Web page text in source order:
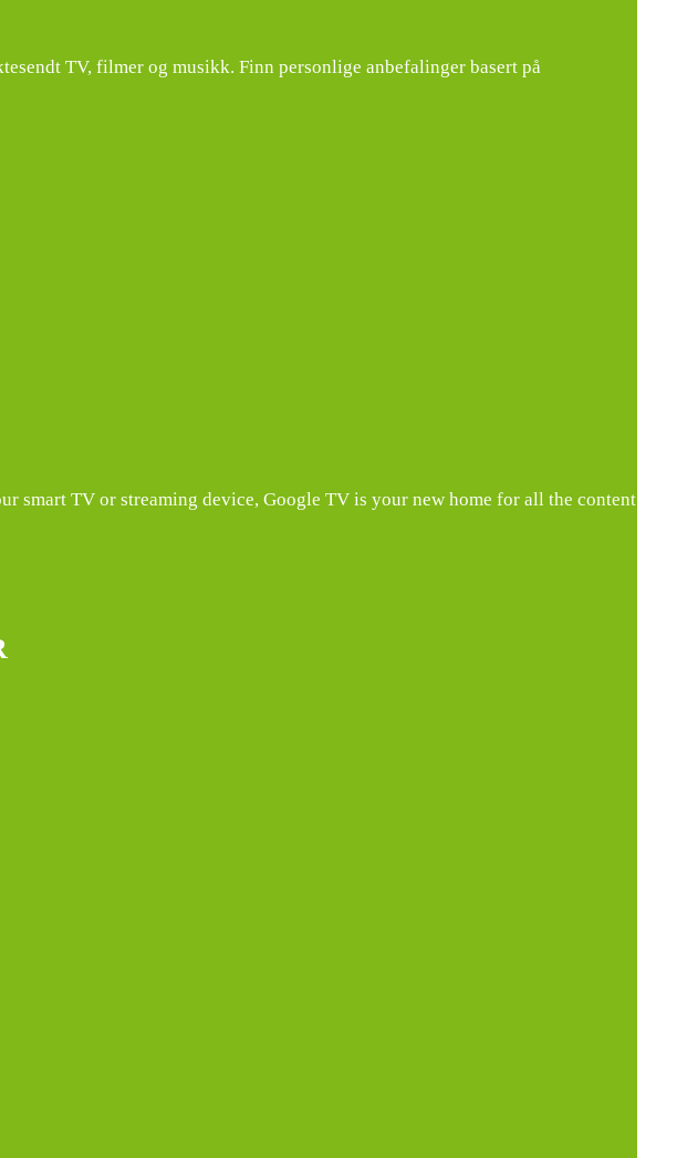
TV, filmer og musikk. Finn personlige anbefalinger basert på
smart TV or streaming device, Google TV is your new home for all the content